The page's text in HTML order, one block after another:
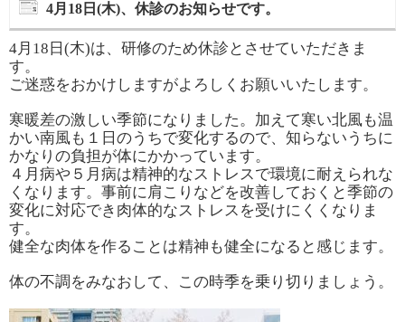
4月18日(木)、休診のお知らせです。
4月18日(木)は、研修のため休診とさせていただきま
す。
ご迷惑をおかけしますがよろしくお願いいたします。
寒暖差の激しい季節になりました。 加えて寒い北風も温
かい南風も１日のうちで変化するので、知らないうちに
かなりの負担が体にかかっています。
４月病や５月病は精神的なストレスで環境に耐えられな
くなります。事前に肩こりなどを改善しておくと季節の
変化に対応でき肉体的なストレスを受けにくくなりま
す。
健全な肉体を作ることは精神も健全になると感じます。
体の不調をみなおして、この時季を乗り切りましょう。